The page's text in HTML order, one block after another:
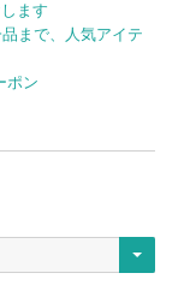
ます
まで、人気アイテ
ポン